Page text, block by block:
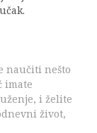
naučiti nešto
imate
i želite
život,